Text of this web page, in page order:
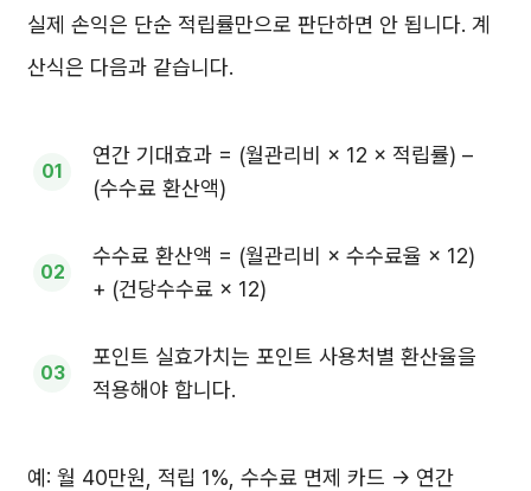
실제 손익은 단순 적립률만으로 판단하면 안 됩니다. 계
산식은 다음과 같습니다.
연간 기대효과 = (월관리비 × 12 × 적립률) –
(수수료 환산액)
수수료 환산액 = (월관리비 × 수수료율 × 12)
+ (건당수수료 × 12)
포인트 실효가치는 포인트 사용처별 환산율을
적용해야 합니다.
예: 월 40만원, 적립 1%, 수수료 면제 카드 → 연간